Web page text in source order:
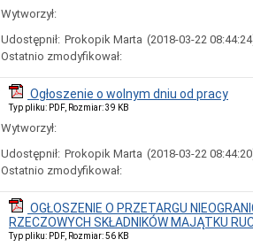
Wytworzył:
Udostępnił: Prokopik Marta (2018-03-22
Ostatnio zmodyfikował:
Ogłoszenie o wolnym dniu od pracy
Typ pliku: PDF, Rozmiar: 39 KB
Wytworzył:
Udostępnił: Prokopik Marta (2018-03-22
Ostatnio zmodyfikował:
OGŁOSZENIE O PRZETARGU
RZECZOWYCH SKŁADNIKÓW MAJĄTKU
Typ pliku: PDF, Rozmiar: 56 KB